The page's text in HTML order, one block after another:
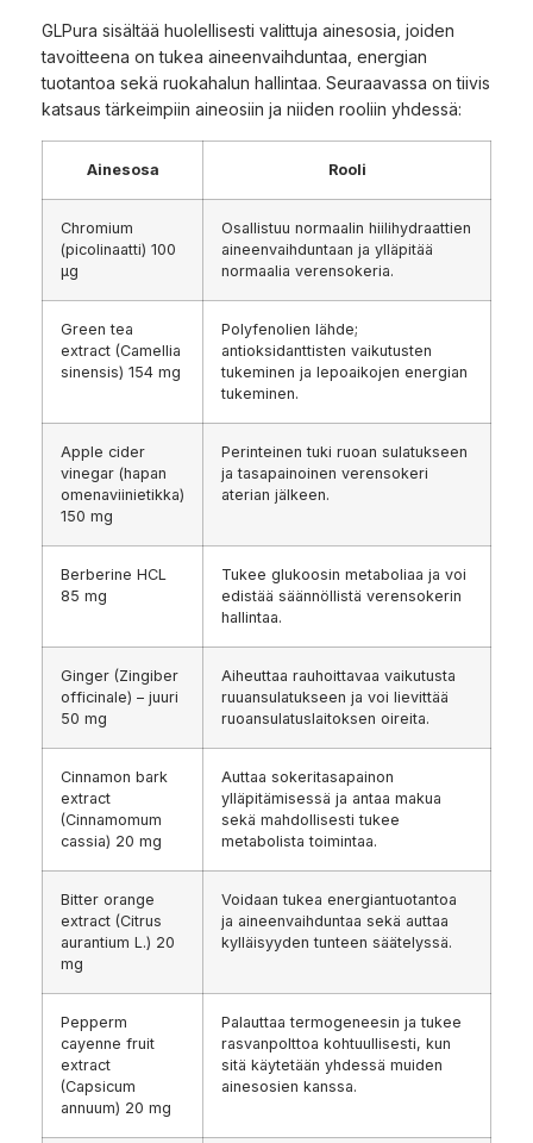
GLPura sisältää huolellisesti valittuja ainesosia, joiden
tavoitteena on tukea aineenvaihduntaa, energian
tuotantoa sekä ruokahalun hallintaa. Seuraavassa on tiivis
katsaus tärkeimpiin aineosiin ja niiden rooliin yhdessä:
Ainesosa Rooli
Chromium
(picolinaatti) 100
µg
Osallistuu normaalin hiilihydraattien
aineenvaihduntaan ja ylläpitää
normaalia verensokeria.
Green tea
extract (Camellia
sinensis) 154 mg
Polyfenolien lähde;
antioksidanttisten vaikutusten
tukeminen ja lepoaikojen energian
tukeminen.
Apple cider
vinegar (hapan
omenaviinietikka)
150 mg
Perinteinen tuki ruoan sulatukseen
ja tasapainoinen verensokeri
aterian jälkeen.
Berberine HCL
85 mg
Tukee glukoosin metaboliaa ja voi
edistää säännöllistä verensokerin
hallintaa.
Ginger (Zingiber
officinale) – juuri
50 mg
Aiheuttaa rauhoittavaa vaikutusta
ruuansulatukseen ja voi lievittää
ruoansulatuslaitoksen oireita.
Cinnamon bark
extract
(Cinnamomum
cassia) 20 mg
Auttaa sokeritasapainon
ylläpitämisessä ja antaa makua
sekä mahdollisesti tukee
metabolista toimintaa.
Bitter orange
extract (Citrus
aurantium L.) 20
mg
Voidaan tukea energiantuotantoa
ja aineenvaihduntaa sekä auttaa
kylläisyyden tunteen säätelyssä.
Pepperm
cayenne fruit
extract
(Capsicum
annuum) 20 mg
Palauttaa termogeneesin ja tukee
rasvanpolttoa kohtuullisesti, kun
sitä käytetään yhdessä muiden
ainesosien kanssa.